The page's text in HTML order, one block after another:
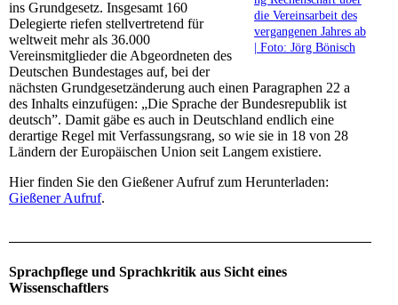
die Vereinsarbeit des
vergangenen Jahres ab
| Foto: Jörg Bönisch
ins Grundgesetz. Insgesamt 160
Delegierte riefen stellvertretend für
weltweit mehr als 36.000
Vereinsmitglieder die Abgeordneten des
Deutschen Bundestages auf, bei der
nächsten Grundgesetzänderung auch einen Paragraphen 22 a
des Inhalts einzufügen: „Die Sprache der Bundesrepublik ist
deutsch”. Damit gäbe es auch in Deutschland endlich eine
derartige Regel mit Verfassungs­rang, so wie sie in 18 von 28
Ländern der Europäischen Union seit Langem existiere.
Hier finden Sie den Gießener Aufruf zum Herunterladen:
Gießener Aufruf.
Sprachpflege und Sprachkritik aus Sicht eines
Wissenschaftlers